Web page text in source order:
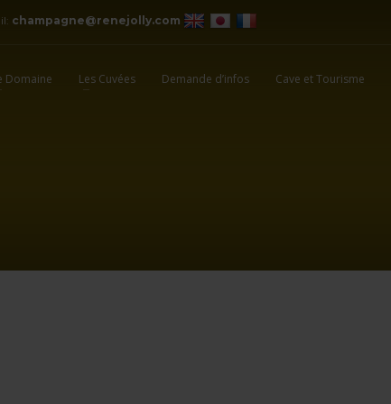
champagne@renejolly.com
Domaine Les Cuvées Demande d’infos Cave et Tourisme